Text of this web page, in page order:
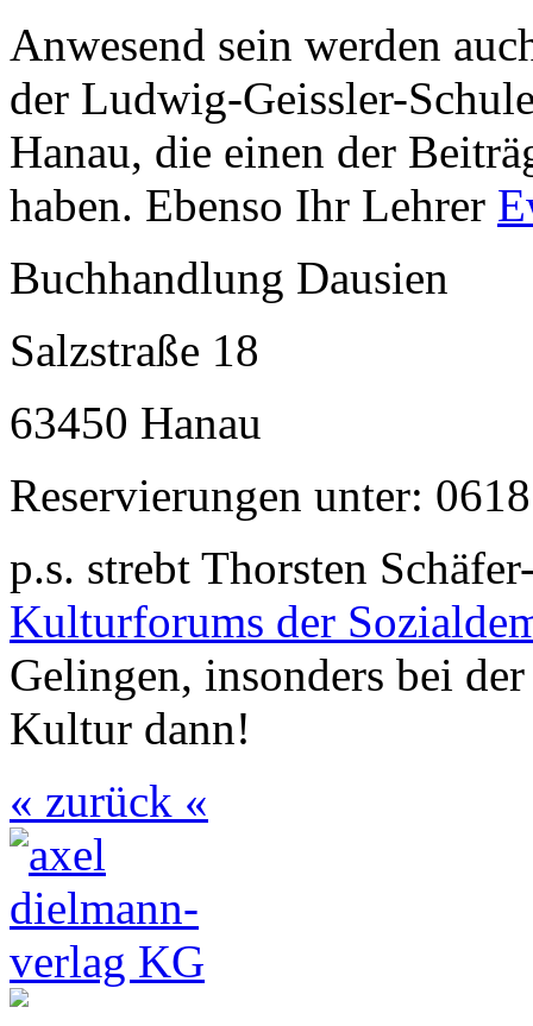
Anwesend sein werden
der Ludwig-Geissler-
Hanau, die einen der
haben. Ebenso Ihr Lehrer
Buchhandlung Dausien
Salzstraße 18
63450 Hanau
Reservierungen unter:
p.s. strebt Thorsten
Kulturforums der
Gelingen, insonders bei
Kultur dann!
« zurück «